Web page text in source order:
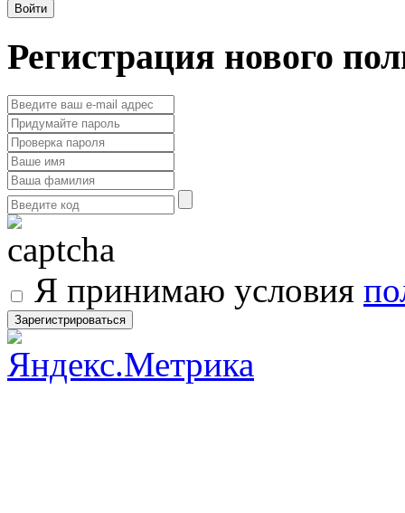
Регистрация нового
Я принимаю условия